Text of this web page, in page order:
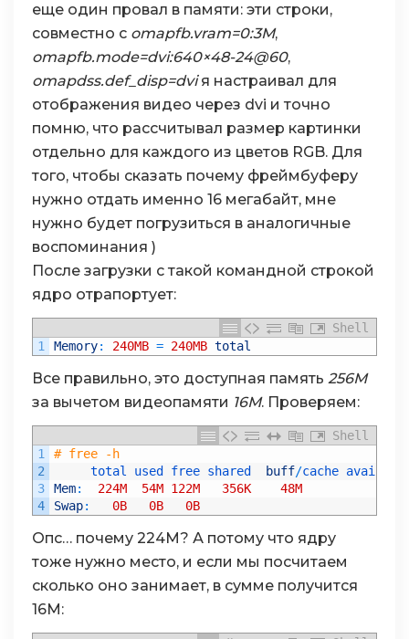
еще один провал в памяти: эти строки,
совместно с omapfb.vram=0:3M,
omapfb.mode=dvi:640×48-24@60,
omapdss.def_disp=dviя настраивал для
отображения видео через dvi и точно
помню, что рассчитывал размер картинки
отдельно для каждого из цветов RGB. Для
того, чтобы сказать почему фреймбуферу
нужно отдать именно 16 мегабайт, мне
нужно будет погрузиться в аналогичные
воспоминания )
После загрузки с такой командной строкой
ядро отрапортует:
Shell
1
Memory: 240MB = 240MB total
Все правильно, это доступная память 256М
за вычетом видеопамяти 16М. Проверяем:
Shell
1
2
3
4
# free -h
total used free shared buff/cache
Mem: 224M 54M 122M 356K 48M
Swap: 0B 0B 0B
Опс… почему 224М? А потому что ядру
тоже нужно место, и если мы посчитаем
сколько оно занимает, в сумме получится
16М: